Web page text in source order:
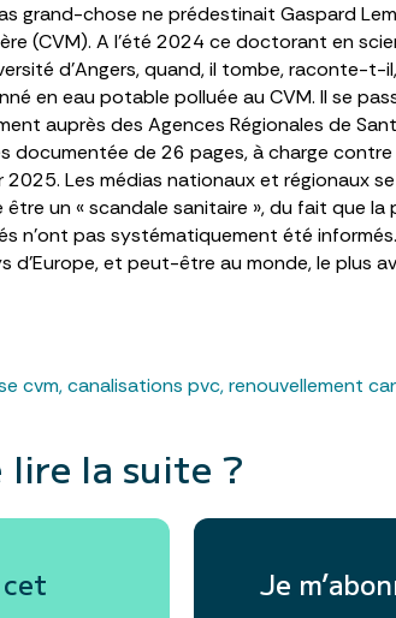
grand-chose ne prédestinait Gaspard
(CVM). A l’été 2024 ce doctorant en
d’Angers, quand, il tombe, raconte-
en eau potable polluée au CVM. Il se
auprès des Agences Régionales de
documentée de 26 pages, à charge contre
2025. Les médias nationaux et régionaux
être un « scandale sanitaire », du fait que
n’ont pas systématiquement été
d’Europe, et peut-être au monde, le plus
cvm,canalisations pvc,renouvellement
lire la suite ?
cet
Je